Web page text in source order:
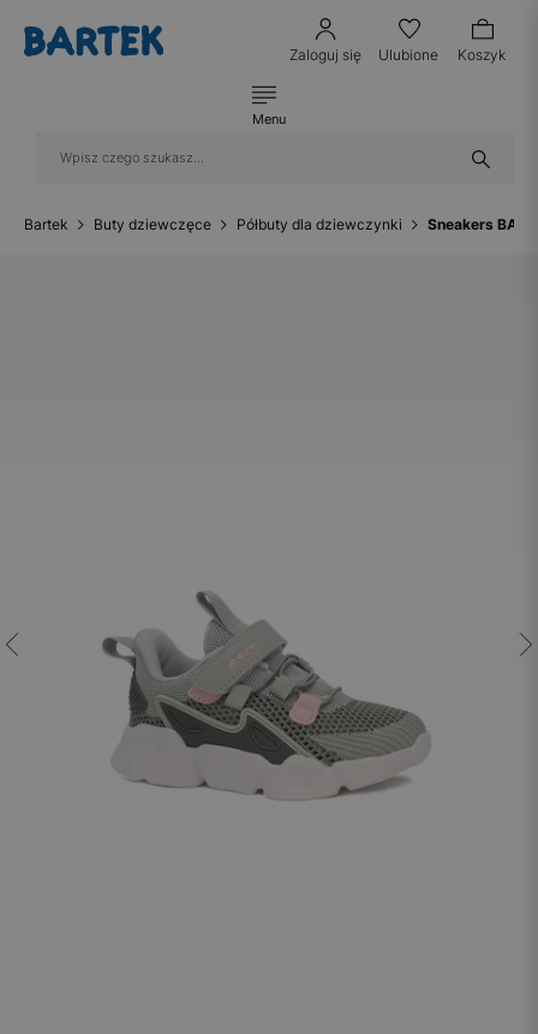
Zaloguj się Ulubione Koszyk
Menu
Bartek Buty dziewczęce Półbuty dla dziewczynki Sneakers